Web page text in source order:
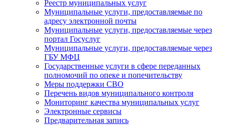
Реестр муниципальных услуг
Муниципальные услуги, предоставляемые по
адресу электронной почты
Муниципальные услуги, предоставляемые через
портал Госуслуг
Муниципальные услуги, предоставляемые через
ГБУ МФЦ
Государственные услуги в сфере переданных
полномочий по опеке и попечительству
Меры поддержки СВО
Перечень видов муниципального контроля
Мониторинг качества муниципальных услуг
Электронные сервисы
Предварительная запись